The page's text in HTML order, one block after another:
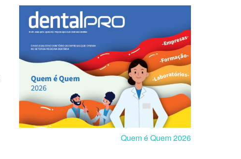
Quem é Quem 2026